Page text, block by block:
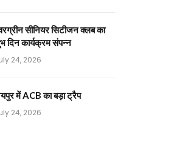
सीनियर सिटीजन क्लब का
दिन कार्यक्रम संपन्न
24, 2026
में ACB का बड़ा ट्रैप
24, 2026